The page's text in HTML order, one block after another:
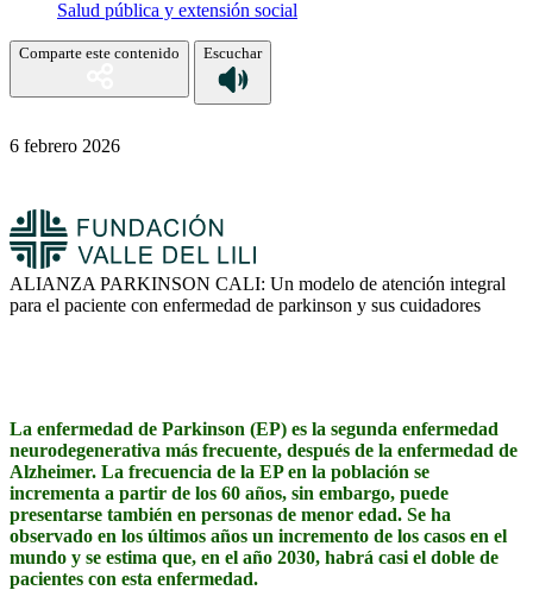
Salud pública y extensión social
Comparte este contenido Escuchar
6 febrero 2026
ALIANZA PARKINSON CALI: Un modelo de atención integral
para el paciente con enfermedad de parkinson y sus cuidadores
La enfermedad de Parkinson (EP) es la segunda enfermedad
neurodegenerativa más frecuente, después de la enfermedad de
Alzheimer. La frecuencia de la EP en la población se
incrementa a partir de los 60 años, sin embargo, puede
presentarse también en personas de menor edad. Se ha
observado en los últimos años un incremento de los casos en el
mundo y se estima que, en el año 2030, habrá casi el doble de
pacientes con esta enfermedad.